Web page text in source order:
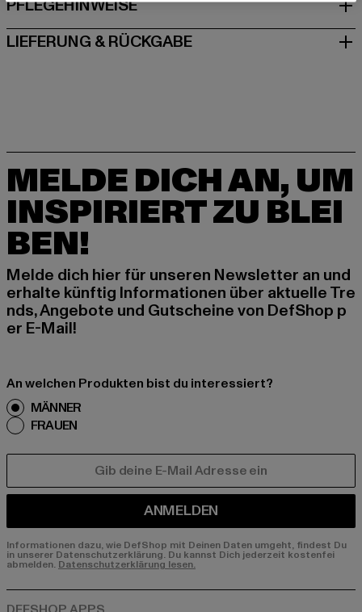
PFLEGEHINWEISE
LIEFERUNG & RÜCKGABE
MELDE DICH AN, UM
INSPIRIERT ZU BLEI
BEN!
Melde dich hier für unseren Newsletter an und
erhalte künftig Informationen über aktuelle Tre
nds, Angebote und Gutscheine von DefShop p
er E-Mail!
An welchen Produkten bist du interessiert?
MÄNNER
FRAUEN
ANMELDEN
Informationen dazu, wie DefShop mit Deinen Daten umgeht, findest Du
in unserer Datenschutzerklärung. Du kannst Dich jederzeit kostenfei
abmelden. Datenschutzerklärung lesen.